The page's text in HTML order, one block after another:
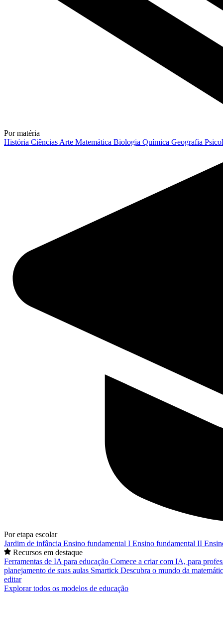
Por matéria
História Ciências Arte Matemática Biologia Química Geografia
Por etapa escolar
Jardim de infância Ensino fundamental I Ensino fundamental II
Recursos em destaque
Ferramentas de IA para educação Comece a criar com IA, para
planejamento de suas aulas Smartick Descubra o mundo da
editar
Explorar todos os modelos de educação